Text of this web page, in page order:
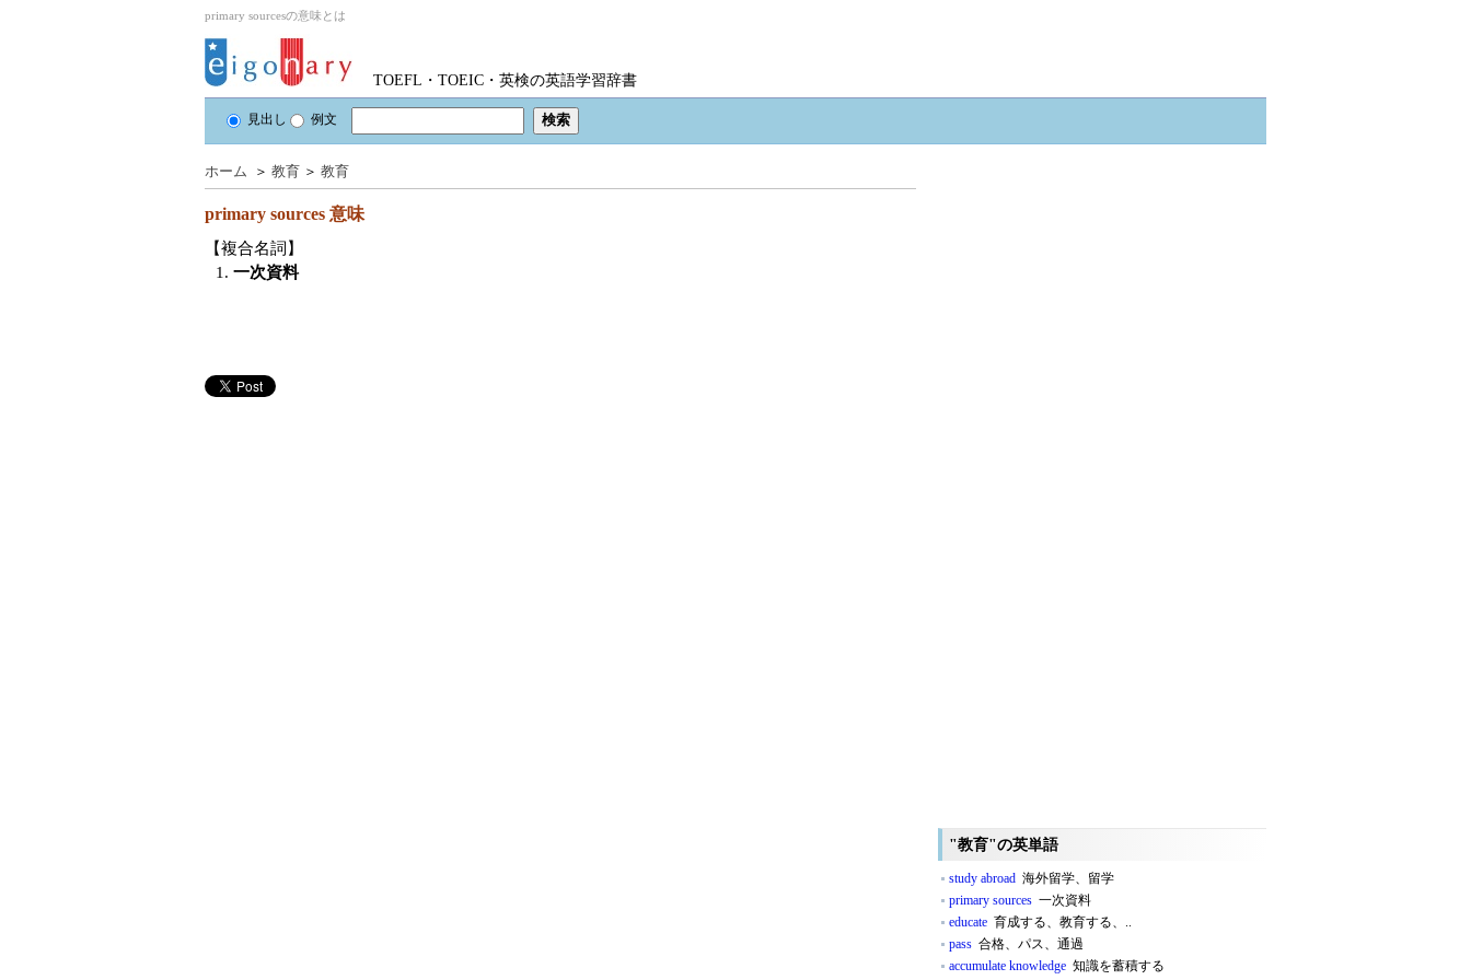
primary sourcesの意味とは
TOEFL・TOEIC・英検の英語学習辞書
見出し 例文
ホーム ＞ 教育 ＞ 教育
primary sources 意味
【複合名詞】
1. 一次資料
"教育"の英単語
study abroad 海外留学、留学
primary sources 一次資料
educate 育成する、教育する、..
pass 合格、パス、通過
accumulate knowledge 知識を蓄積する